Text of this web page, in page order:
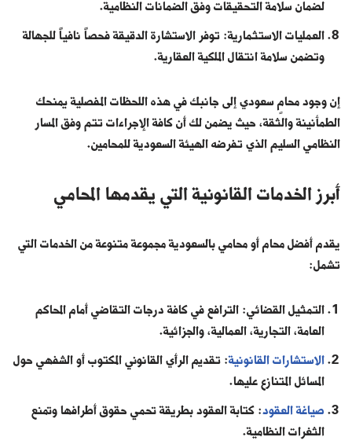
لضمان سلامة التحقيقات وفق الضمانات النظامية.
العمليات الاستثمارية: توفر الاستشارة الدقيقة فحصاً نافياً للجهالة
وتضمن سلامة انتقال الملكية العقارية.
إن وجود محامٍ سعودي إلى جانبك في هذه اللحظات المفصلية يمنحك
الطمأنينة والثقة، حيث يضمن لك أن كافة الإجراءات تتم وفق المسار
النظامي السليم الذي تفرضه الهيئة السعودية للمحامين.
أبرز الخدمات القانونية التي يقدمها المحامي
يقدم أفضل محام أو محامي بالسعودية مجموعة متنوعة من الخدمات التي
تشمل:
التمثيل القضائي: الترافع في كافة درجات التقاضي أمام المحاكم
العامة، التجارية، العمالية، والجزائية.
الاستشارات القانونية: تقديم الرأي القانوني المكتوب أو الشفهي حول
المسائل المتنازع عليها.
صياغة العقود: كتابة العقود بطريقة تحمي حقوق أطرافها وتمنع
الثغرات النظامية.